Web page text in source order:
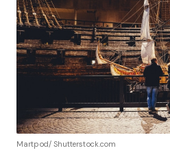
Martpod/ Shutterstock.com